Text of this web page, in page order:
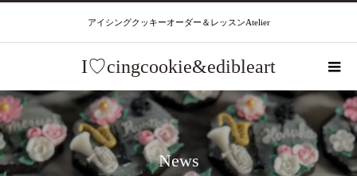
アイシングクッキーオーダー＆レッスンAtelier
I♡cingcookie&edibleart
News